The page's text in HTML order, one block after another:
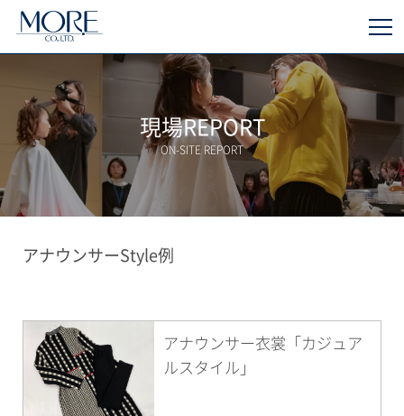
現場REPORT
ON-SITE REPORT
アナウンサーStyle例
アナウンサー衣裳「カジュア
ルスタイル」